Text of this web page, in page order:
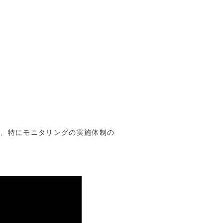
特にモニタリングの実施体制の